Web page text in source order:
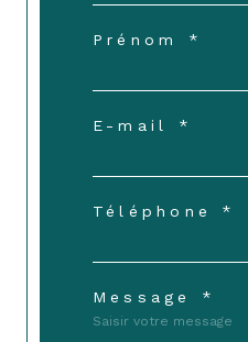
Prénom *
E-mail *
Téléphone *
Message *